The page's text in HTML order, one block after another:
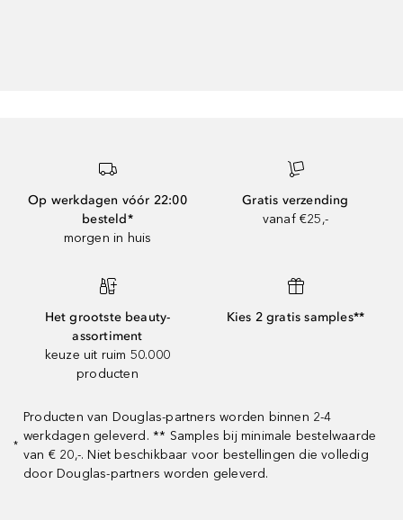
Op werkdagen vóór 22:00
besteld*
morgen in huis
Gratis verzending
vanaf €25,-
Het grootste beauty-
assortiment
keuze uit ruim 50.000
producten
Kies 2 gratis samples**
*
Producten van Douglas-partners worden binnen 2-4
werkdagen geleverd. ** Samples bij minimale bestelwaarde
van € 20,-. Niet beschikbaar voor bestellingen die volledig
door Douglas-partners worden geleverd.